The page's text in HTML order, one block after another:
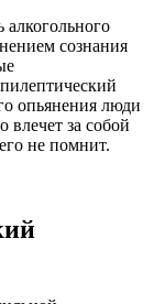
алкогольного
сознания
опьянения люди
влечет за собой
не помнит.